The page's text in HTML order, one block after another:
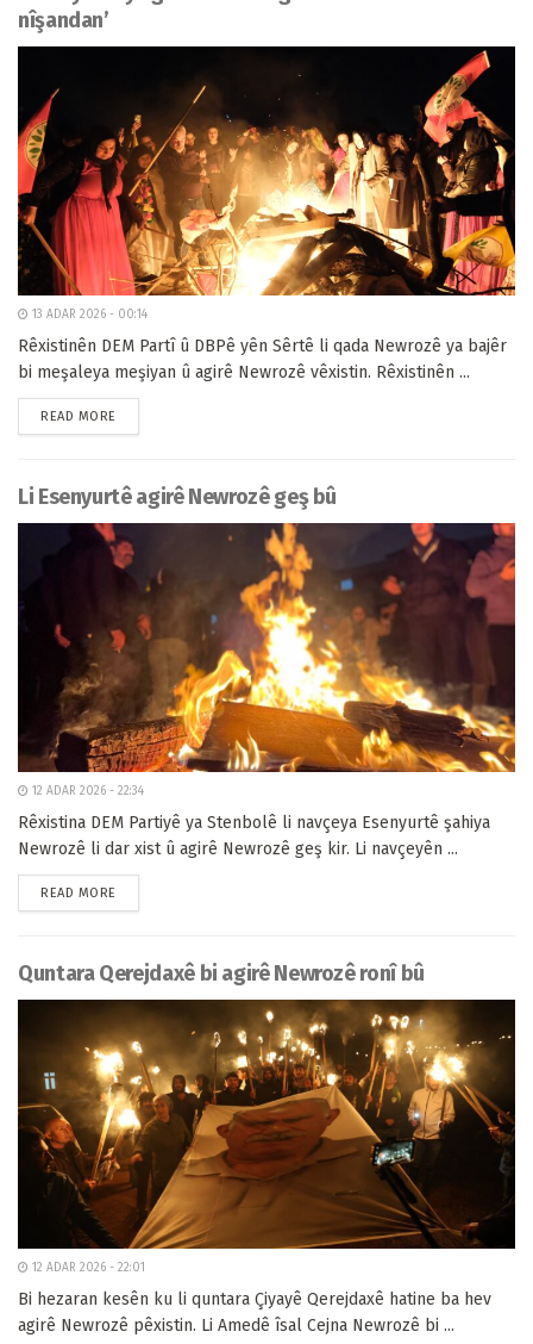
nîşandan’
13 ADAR 2026 - 00:14
Rêxistinên DEM Partî û DBPê yên Sêrtê li qada Newrozê ya bajêr
bi meşaleya meşiyan û agirê Newrozê vêxistin. Rêxistinên ...
READ MORE
Li Esenyurtê agirê Newrozê geş bû
12 ADAR 2026 - 22:34
Rêxistina DEM Partiyê ya Stenbolê li navçeya Esenyurtê şahiya
Newrozê li dar xist û agirê Newrozê geş kir. Li navçeyên ...
READ MORE
Quntara Qerejdaxê bi agirê Newrozê ronî bû
12 ADAR 2026 - 22:01
Bi hezaran kesên ku li quntara Çiyayê Qerejdaxê hatine ba hev
agirê Newrozê pêxistin. Li Amedê îsal Cejna Newrozê bi ...